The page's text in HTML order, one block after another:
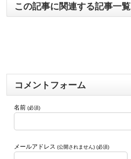
この記事に関連する記事一覧
コメントフォーム
名前(必須)
メールアドレス(公開されません) (必須)